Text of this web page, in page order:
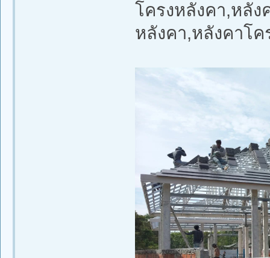
โครงหลังคา,หลัง
หลังคา,หลังคาโค